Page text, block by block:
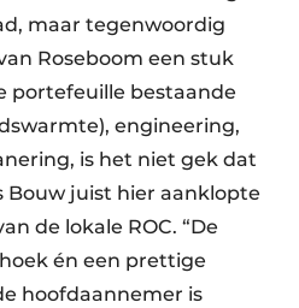
maar tegenwoordig
Roseboom een stuk
portefeuille bestaande
engineering,
is het niet gek dat
Bouw juist hier aanklopte
de lokale ROC. “De
én een prettige
hoofdaannemer is